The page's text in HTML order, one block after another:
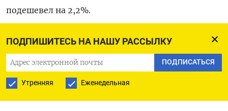
ПОДПИШИТЕСЬ НА НАШУ РАССЫЛКУ
ПОДПИСАТЬСЯ
Утренняя Еженедельная
подешевел ​на 2,2%.
В паре с юанем рубль дешевеет ​на форексе на
1,8%, согласно данным LSEG, ​и котируется ⁠по
11,48, в том числе отражая вчерашнюю динамику
локального валютного рынка.